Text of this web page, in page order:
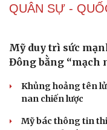
đồng/kg
trước ngày 31/10/
Giá vàng hôm nay
Giá cà phê hôm